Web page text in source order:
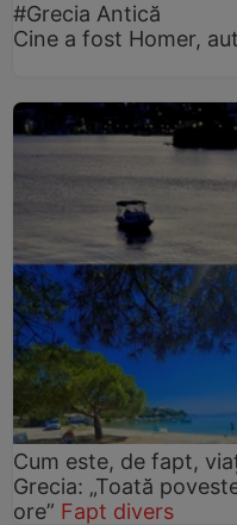
#Grecia Antică
Cine a fost Homer,
Cum este, de fapt,
Grecia: „Toată
ore” Fapt divers